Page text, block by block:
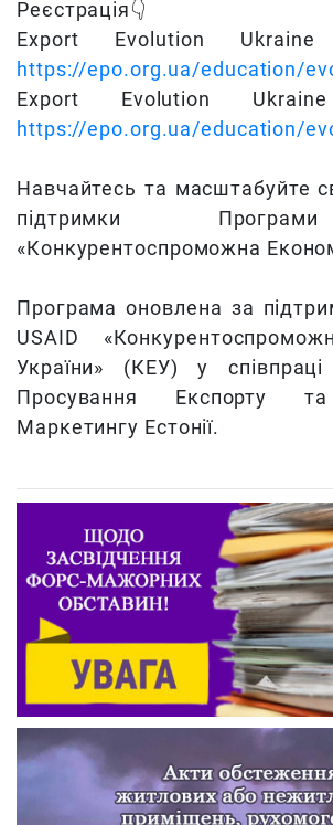
Реєстрація👇
Export Evolution
https://epo.org.ua/education/
Export Evolution
https://epo.org.ua/education/
Навчайтесь та масштабуйте
підтримки
«Конкурентоспроможна
Програма оновлена за
USAID
України» (КЕУ) у
Просування Експорту та
Маркетингу Естонії.